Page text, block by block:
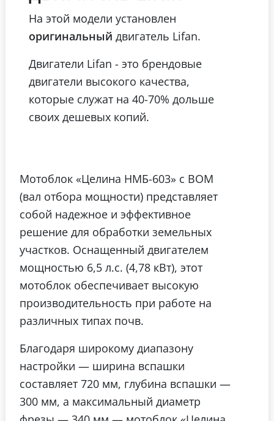
На этой модели установлен
оригинальный двигатель Lifan.
Двигатели Lifan - это брендовые
двигатели высокого качества,
которые служат на 40-70% дольше
своих дешевых копий.
Мотоблок «Целина НМБ-603» с ВОМ
(вал отбора мощности) представляет
собой надежное и эффективное
решение для обработки земельных
участков. Оснащенный двигателем
мощностью 6,5 л.с. (4,78 кВт), этот
мотоблок обеспечивает высокую
производительность при работе на
различных типах почв.
Благодаря широкому диапазону
настройки — ширина вспашки
составляет 720 мм, глубина вспашки —
300 мм, а максимальный диаметр